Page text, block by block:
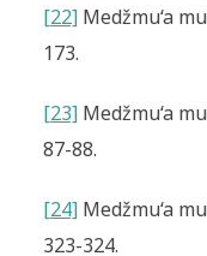
[22]Medžmu‘a
173.
[23]Medžmu‘a
87-88.
[24]Medžmu‘a
323-324.